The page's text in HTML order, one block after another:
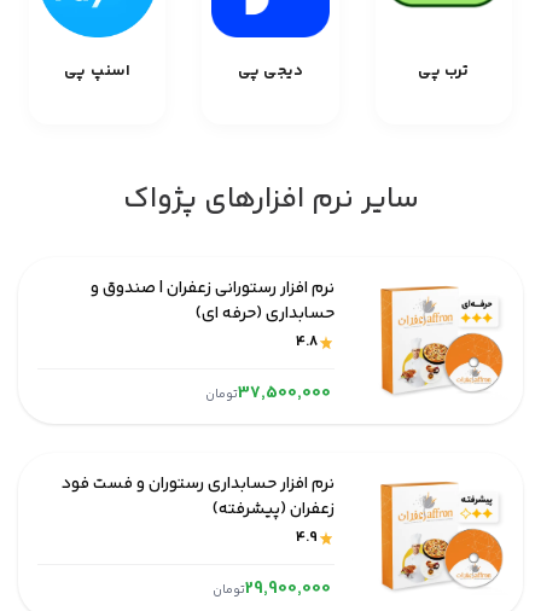
ترب پی دیجی پی اسنپ پی
سایر نرم افزار‌های پژواک
نرم افزار رستورانی زعفران | صندوق و
حسابداری (حرفه ای)
4.8
تومان
نرم افزار حسابداری رستوران و فست فود
زعفران (پیشرفته)
4.9
تومان